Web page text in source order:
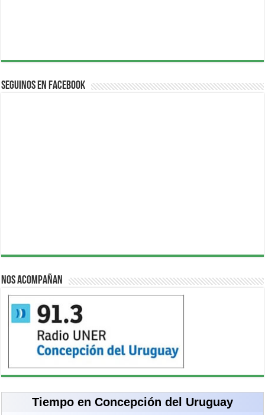
Seguinos en Facebook
Nos acompañan
Tiempo en Concepción del Uruguay